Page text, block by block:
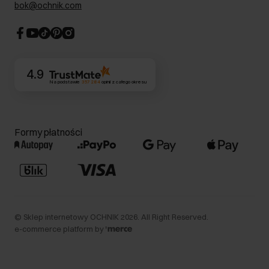
CSR
bok@ochnik.com
4.9
Na podstawie 357 284opinii z całego okresu
Formy płatności
© Sklep internetowy OCHNIK 2026 . All Right Reserved.
e-commerce platform by